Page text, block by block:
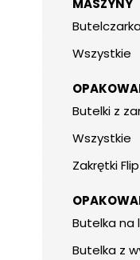
Wszystkie
Butelki z
Wszystkie
Zakrętki
Butelka na
Butelka z